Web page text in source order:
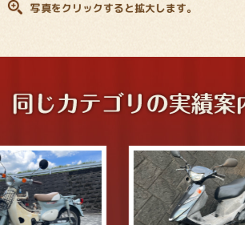
写真をクリックすると拡大します。